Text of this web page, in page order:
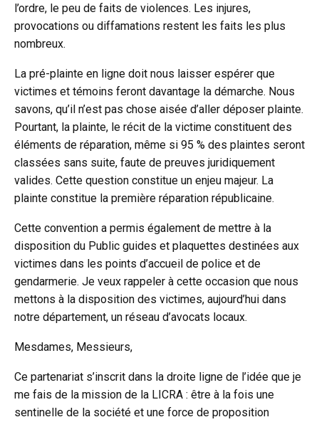
l’ordre, le peu de faits de violences. Les injures,
provocations ou diffamations restent les faits les plus
nombreux.
La pré-plainte en ligne doit nous laisser espérer que
victimes et témoins feront davantage la démarche. Nous
savons, qu’il n’est pas chose aisée d’aller déposer plainte.
Pourtant, la plainte, le récit de la victime constituent des
éléments de réparation, même si 95 % des plaintes seront
classées sans suite, faute de preuves juridiquement
valides. Cette question constitue un enjeu majeur. La
plainte constitue la première réparation républicaine.
Cette convention a permis également de mettre à la
disposition du Public guides et plaquettes destinées aux
victimes dans les points d’accueil de police et de
gendarmerie. Je veux rappeler à cette occasion que nous
mettons à la disposition des victimes, aujourd’hui dans
notre département, un réseau d’avocats locaux.
Mesdames, Messieurs,
Ce partenariat s’inscrit dans la droite ligne de l’idée que je
me fais de la mission de la LICRA : être à la fois une
sentinelle de la société et une force de proposition